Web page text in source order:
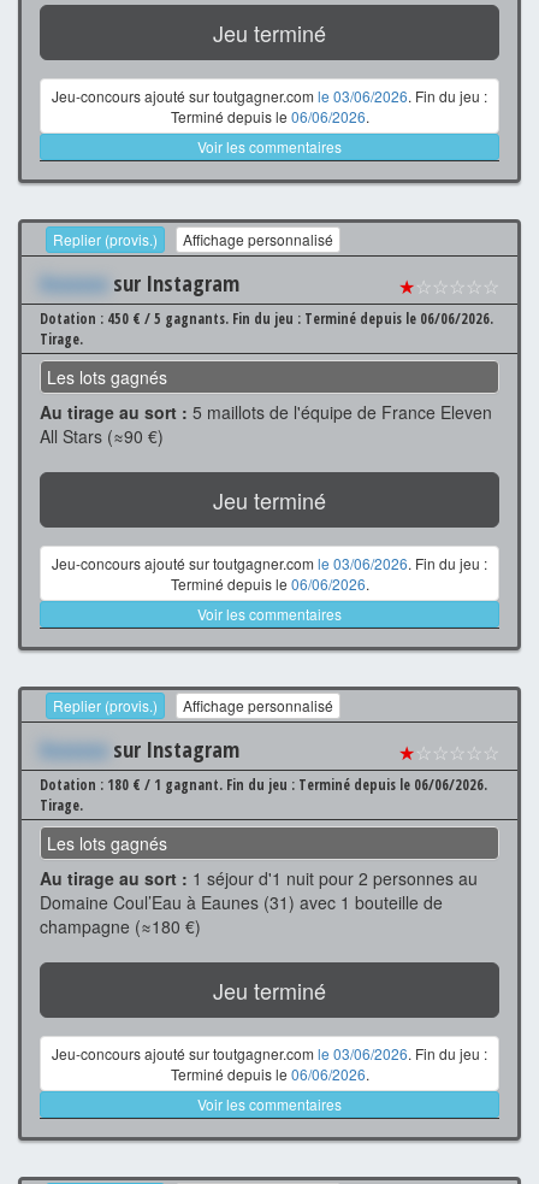
Jeu terminé
Jeu-concours ajouté sur toutgagner.com le 03/06/2026. Fin du jeu :
Terminé depuis le 06/06/2026.
Voir les commentaires
Replier (provis.) Affichage personnalisé
Xxxxxxx sur Instagram ★☆☆☆☆☆
Dotation : 450 € / 5 gagnants. Fin du jeu : Terminé depuis le 06/06/2026.
Tirage.
Les lots gagnés
Au tirage au sort : 5 maillots de l'équipe de France Eleven
All Stars (≈90 €)
Jeu terminé
Jeu-concours ajouté sur toutgagner.com le 03/06/2026. Fin du jeu :
Terminé depuis le 06/06/2026.
Voir les commentaires
Replier (provis.) Affichage personnalisé
Xxxxxxx sur Instagram ★☆☆☆☆☆
Dotation : 180 € / 1 gagnant. Fin du jeu : Terminé depuis le 06/06/2026.
Tirage.
Les lots gagnés
Au tirage au sort : 1 séjour d'1 nuit pour 2 personnes au
Domaine Coul’Eau à Eaunes (31) avec 1 bouteille de
champagne (≈180 €)
Jeu terminé
Jeu-concours ajouté sur toutgagner.com le 03/06/2026. Fin du jeu :
Terminé depuis le 06/06/2026.
Voir les commentaires